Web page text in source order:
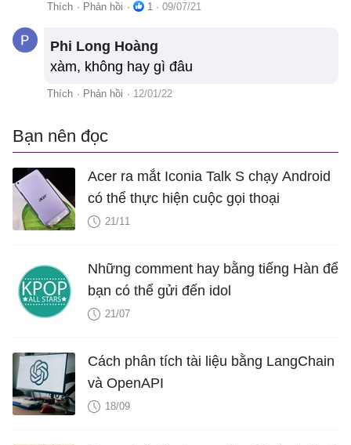
Thích · Phản hồi · 1 · 09/07/21
Phi Long Hoàng
xàm, không hay gì đâu
Thích · Phản hồi · 12/01/22
Bạn nên đọc
Acer ra mắt Iconia Talk S chạy Android
có thể thực hiện cuộc gọi thoại
21/11
Những comment hay bằng tiếng Hàn để
bạn có thể gửi đến idol
21/07
Cách phân tích tài liệu bằng LangChain
và OpenAPI
18/09